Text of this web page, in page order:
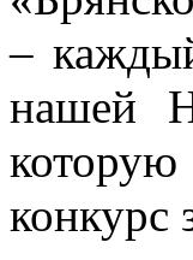
–
нашей
конкурс